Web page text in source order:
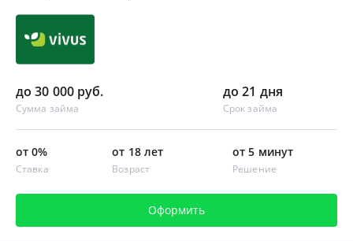
до 30 000 руб.
Сумма займа
до 21 дня
Срок займа
от 0%
Ставка
от 18 лет
Возраст
от 5 минут
Решение
Оформить